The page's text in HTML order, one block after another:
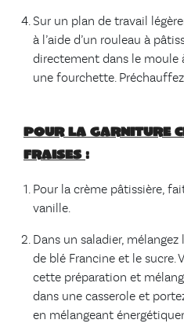
Sur un plan de travail
à l’aide d’un rouleau à
directement dans le moule
une fourchette.
Pour la garniture
fraises :
Pour la crème pâtissière,
vanille.
Dans un saladier,
de blé Francine et le sucre.
cette préparation et
dans une casserole et
en mélangeant